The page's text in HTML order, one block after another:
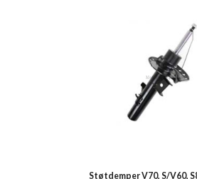
Støtdemper V70, S/V60,